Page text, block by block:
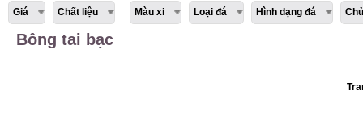
Giá Chất liệu Màu xi Loại đá Hình dạng đá
Bông tai bạc